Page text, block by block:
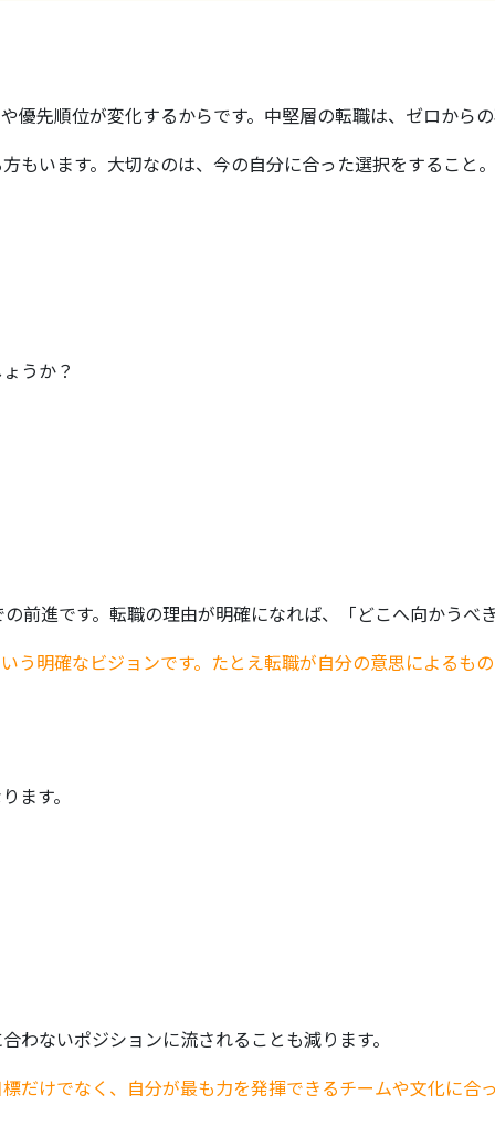
先順位が変化するからです。中堅層の転職は、ゼロか
もいます。大切なのは、今の自分に合った選択をすること。
うか？
進です。転職の理由が明確になれば、「どこへ向かうべ
明確なビジョンです。たとえ転職が自分の意思による
ます。
ないポジションに流されることも減ります。​
けでなく、自分が最も力を発揮できるチームや文化に合